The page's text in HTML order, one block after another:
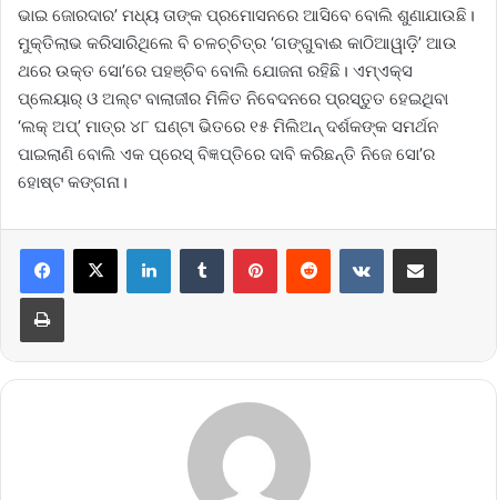
ଭାଇ ଜୋରଦାର’ ମଧ୍ୟ ତାଙ୍କ ପ୍ରମୋସନରେ ଆସିବେ ବୋଲି ଶୁଣାଯାଉଛି।
ମୁକ୍ତିଲାଭ କରିସାରିଥିଲେ ବି ଚଳଚ୍ଚିତ୍ର ‘ଗଙ୍ଗୁବାଈ କାଠିଆୱାଡ଼ି’ ଆଉ
ଥରେ ଉକ୍ତ ସୋ’ରେ ପହଞ୍ଚିବ ବୋଲି ଯୋଜନା ରହିଛି। ଏମ୍‌ଏକ୍ସ
ପ୍ଲେୟାର୍‌ ଓ ଅଲ୍ଟ ବାଲାଜୀର ମିଳିତ ନିବେଦନରେ ପ୍ରସ୍ତୁତ ହେଇଥିବା
‘ଲକ୍ ଅପ୍’ ମାତ୍ର ୪୮ ଘଣ୍ଟା ଭିତରେ ୧୫ ମିଲିଅନ୍ ଦର୍ଶକଙ୍କ ସମର୍ଥନ
ପାଇଲାଣି ବୋଲି ଏକ ପ୍ରେସ୍ ବିଜ୍ଞପ୍ତିରେ ଦାବି କରିଛନ୍ତି ନିଜେ ସୋ’ର
ହୋଷ୍ଟ କଙ୍ଗନା।